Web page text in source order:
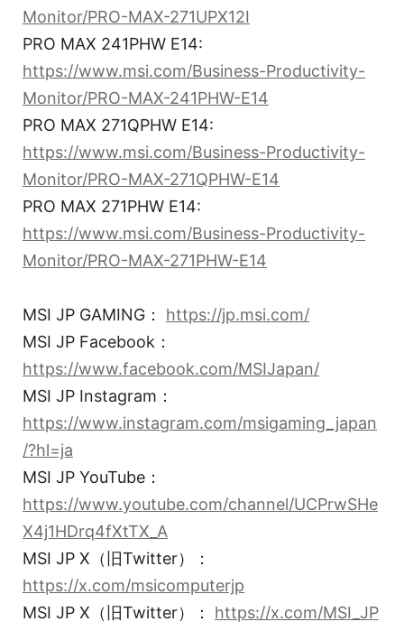
Monitor/PRO-MAX-271UPX12I
PRO MAX 241PHW E14:
https://www.msi.com/Business-Productivity-
Monitor/PRO-MAX-241PHW-E14
PRO MAX 271QPHW E14:
https://www.msi.com/Business-Productivity-
Monitor/PRO-MAX-271QPHW-E14
PRO MAX 271PHW E14:
https://www.msi.com/Business-Productivity-
Monitor/PRO-MAX-271PHW-E14
MSI JP GAMING： https://jp.msi.com/
MSI JP Facebook：
https://www.facebook.com/MSIJapan/
MSI JP Instagram：
https://www.instagram.com/msigaming_japan
/?hl=ja
MSI JP YouTube：
https://www.youtube.com/channel/UCPrwSHe
X4j1HDrq4fXtTX_A
MSI JP X（旧Twitter）：
https://x.com/msicomputerjp
MSI JP X（旧Twitter）： https://x.com/MSI_JP